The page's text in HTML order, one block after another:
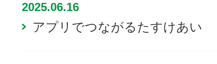
2025.06.16
アプリでつながるたすけあい